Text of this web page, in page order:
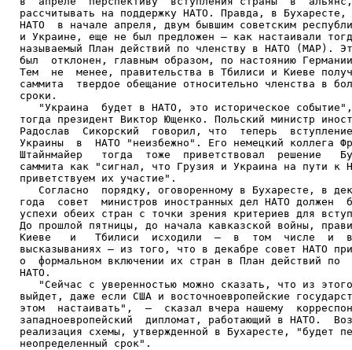
рассчитывать на поддержку НАТО. Правда, в
НАТО  в начале апреля, двум бывшим советским
и Украине, еще не был предложен – как настаивали
называемый План действий по членству в НАТО (МАР).
был  отклонен, главным образом, по настоянию
Тем  не  менее, правительства в Тбилиси и Киеве
саммита  твердое обещание относительно членства в
сроки.
"Украина  будет в НАТО, это историческое
тогда президент Виктор Ющенко. Польский министр
Радослав  Сикорский  говорил, что  теперь
Украины  в  НАТО "неизбежно". Его немецкий коллега
Штайнмайер   тогда  тоже  приветствовал  решение
саммита как "сигнал, что Грузия и Украина на пути
приветствуем их участие".
Согласно  порядку, оговоренному в Бухаресте, в
года  совет  министров иностранных дел НАТО должен
успехи обеих стран с точки зрения критериев для
До прошлой пятницы, до начала кавказской войны,
Киеве   и   Тбилиси  исходили  –  в  том  числе  и  в
высказываниях – из того, что в декабре совет НАТО
о  формальном включении их стран в План действий по
НАТО.
"Сейчас с уверенностью можно сказать, что из
выйдет, даже если США и восточноевропейские
этом  настаивать",  –  сказал вчера нашему
западноевропейский  дипломат, работающий в НАТО.
реализация схемы, утвержденной в Бухаресте, "будет
неопределенный срок".